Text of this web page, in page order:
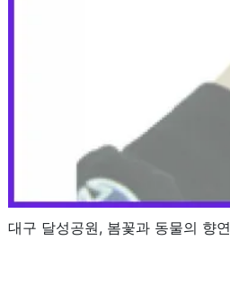
대구 달성공원, 봄꽃과 동물의 향연